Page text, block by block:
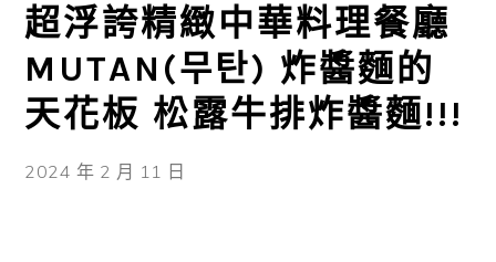
超浮誇精緻中華料理餐廳
MUTAN(무탄) 炸醬麵的
天花板 松露牛排炸醬麵!!!
2024 年 2 月 11 日